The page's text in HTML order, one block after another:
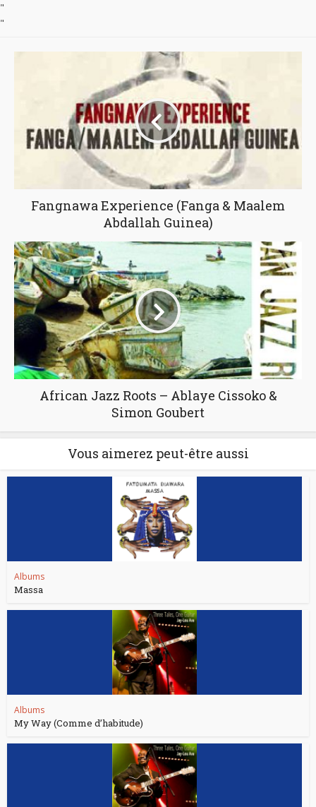
"
"
Fangnawa Experience (Fanga & Maalem
Abdallah Guinea)
African Jazz Roots – Ablaye Cissoko &
Simon Goubert
Vous aimerez peut-être aussi
Albums
Massa
Albums
My Way (Comme d’habitude)